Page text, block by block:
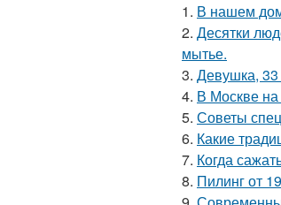
1. В нашем
2. Десятки
мытье.
3. Девушка, 33
4. В Москве на
5. Советы
6. Какие
7. Когда
8. Пилинг от